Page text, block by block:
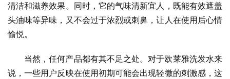
清洁和滋养效果。同时，它的气味清新宜人，既能有效遮盖
头油味等异味，又不会过于浓烈或刺鼻，让人在使用后心情
愉悦。
当然，任何产品都有其不足之处。对于欧莱雅洗发水来
说，一些用户反映在使用初期可能会出现轻微的刺激感，这